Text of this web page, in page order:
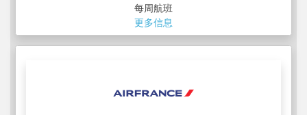
每周航班
更多信息